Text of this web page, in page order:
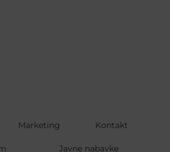
Marketing Kontakt
Javne nabavke